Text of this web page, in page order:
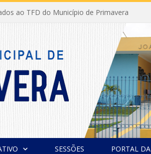
ao TFD do Município de Primavera
SESSÕES PORTAL